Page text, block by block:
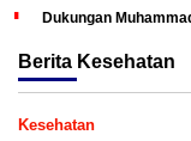
Dukungan
Berita Kesehatan
Kesehatan